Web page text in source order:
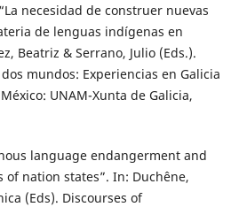
necesidad de construer nuevas
de lenguas indígenas en
Beatriz & Serrano, Julio (Eds.).
mundos: Experiencias en Galicia
UNAM-Xunta de Galicia,
language endangerment and
nation states”. In: Duchêne,
(Eds). Discourses of